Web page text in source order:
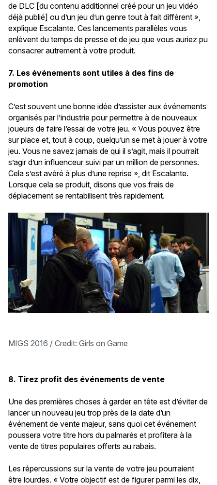
de DLC [du contenu additionnel créé pour un jeu vidéo
déjà publié] ou d’un jeu d’un genre tout à fait différent »,
explique Escalante. Ces lancements parallèles vous
enlèvent du temps de presse et de jeu que vous auriez pu
consacrer autrement à votre produit.
7. Les événements sont utiles à des fins de
promotion
C’est souvent une bonne idée d’assister aux événements
organisés par l’industrie pour permettre à de nouveaux
joueurs de faire l’essai de votre jeu. « Vous pouvez être
sur place et, tout à coup, quelqu’un se met à jouer à votre
jeu. Vous ne savez jamais de qui il s’agit, mais il pourrait
s’agir d’un influenceur suivi par un million de personnes.
Cela s’est avéré à plus d’une reprise », dit Escalante.
Lorsque cela se produit, disons que vos frais de
déplacement se rentabilisent très rapidement.
MIGS 2016 / Credit: Girls on Game
8. Tirez profit des événements de vente
Une des premières choses à garder en tête est d’éviter de
lancer un nouveau jeu trop près de la date d’un
événement de vente majeur, sans quoi cet événement
poussera votre titre hors du palmarès et profitera à la
vente de titres populaires offerts au rabais.
Les répercussions sur la vente de votre jeu pourraient
être lourdes. « Votre objectif est de figurer parmi les dix,